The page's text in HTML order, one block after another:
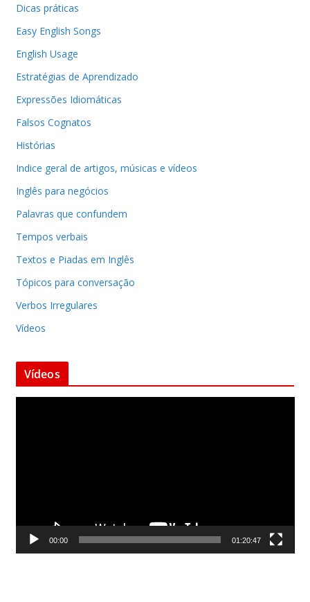
Dicas práticas
Easy English Songs
English Usage
Estratégias de Aprendizado
Expressões Idiomáticas
Falsos Cognatos
Histórias
Indice geral de artigos, músicas e vídeos
Inglês para negócios
Palavras que confundem
Tempos verbais
Textos e Piadas em Inglês
Tópicos para conversação
Verbos Irregulares
Vídeos
Vídeos
d
00:00 01:20:47